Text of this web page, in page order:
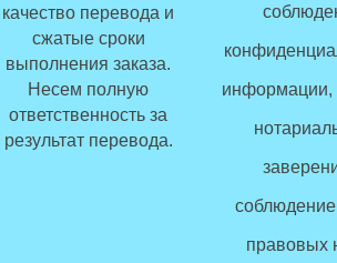
качество перевода и
сжатые сроки
выполнения заказа.
Несем полную
ответственность за
результат перевода.
информации,
правовых